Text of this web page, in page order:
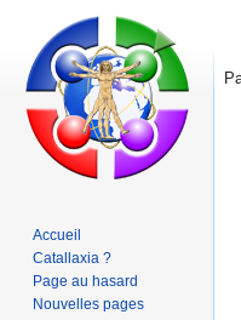
Accueil
Catallaxia ?
Page au hasard
Nouvelles pages